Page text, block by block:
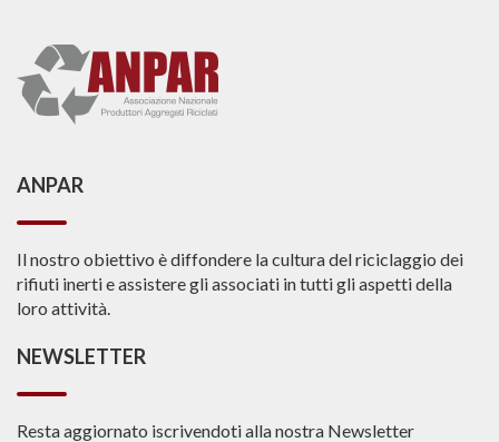
ANPAR
Il nostro obiettivo è diffondere la cultura del riciclaggio dei
rifiuti inerti e assistere gli associati in tutti gli aspetti della
loro attività.
NEWSLETTER
Resta aggiornato iscrivendoti alla nostra Newsletter